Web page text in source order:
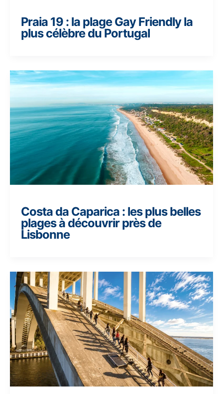
Praia 19 : la plage Gay Friendly la
plus célèbre du Portugal
Costa da Caparica : les plus belles
plages à découvrir près de
Lisbonne